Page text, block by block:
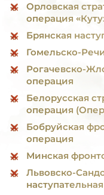
Орловская
операция
Брянская
Гомельско-
Рогачевско-
операция
Белорусская
операция
Бобруйская
операция
Минская
Львовско-